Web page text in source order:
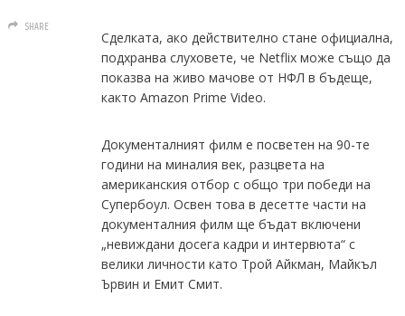
Сделката, ако действително стане официална,
подхранва слуховете, че Netflix може също да
показва на живо мачове от НФЛ в бъдеще,
както Amazon Prime Video.
Документалният филм е посветен на 90-те
години на миналия век, разцвета на
американския отбор с общо три победи на
Супербоул. Освен това в десетте части на
документалния филм ще бъдат включени
„невиждани досега кадри и интервюта“ с
велики личности като Трой Айкман, Майкъл
Ървин и Емит Смит.
SHARE